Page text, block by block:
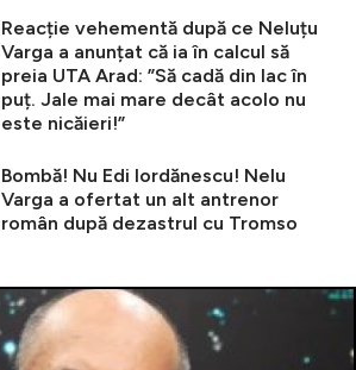
Reacție vehementă după ce Neluțu
Varga a anunțat că ia în calcul să
preia UTA Arad: ”Să cadă din lac în
puț. Jale mai mare decât acolo nu
este nicăieri!”
Bombă! Nu Edi Iordănescu! Nelu
Varga a ofertat un alt antrenor
român după dezastrul cu Tromso